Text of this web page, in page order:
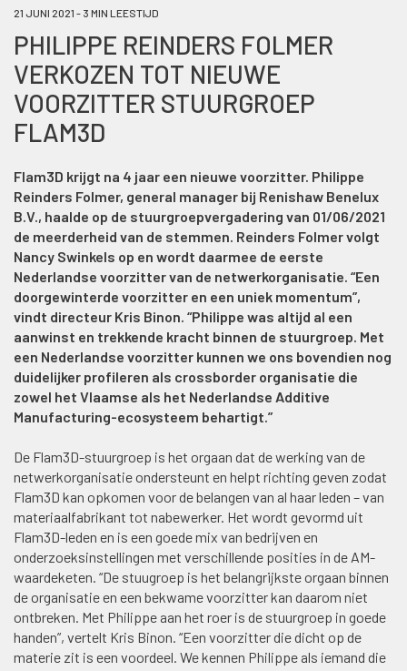
21 JUNI 2021 - 3 MIN LEESTIJD
PHILIPPE REINDERS FOLMER
VERKOZEN TOT NIEUWE
VOORZITTER STUURGROEP
FLAM3D
Flam3D krijgt na 4 jaar een nieuwe voorzitter. Philippe
Reinders Folmer, general manager bij Renishaw Benelux
B.V., haalde op de stuurgroepvergadering van 01/06/2021
de meerderheid van de stemmen. Reinders Folmer volgt
Nancy Swinkels op en wordt daarmee de eerste
Nederlandse voorzitter van de netwerkorganisatie. “Een
doorgewinterde voorzitter en een uniek momentum”,
vindt directeur Kris Binon. “Philippe was altijd al een
aanwinst en trekkende kracht binnen de stuurgroep. Met
een Nederlandse voorzitter kunnen we ons bovendien nog
duidelijker profileren als crossborder organisatie die
zowel het Vlaamse als het Nederlandse Additive
Manufacturing-ecosysteem behartigt.”
De Flam3D-stuurgroep is het orgaan dat de werking van de
netwerkorganisatie ondersteunt en helpt richting geven zodat
Flam3D kan opkomen voor de belangen van al haar leden – van
materiaalfabrikant tot nabewerker. Het wordt gevormd uit
Flam3D-leden en is een goede mix van bedrijven en
onderzoeksinstellingen met verschillende posities in de AM-
waardeketen. “De stuugroep is het belangrijkste orgaan binnen
de organisatie en een bekwame voorzitter kan daarom niet
ontbreken. Met Philippe aan het roer is de stuurgroep in goede
handen”, vertelt Kris Binon. “Een voorzitter die dicht op de
materie zit is een voordeel. We kennen Philippe als iemand die